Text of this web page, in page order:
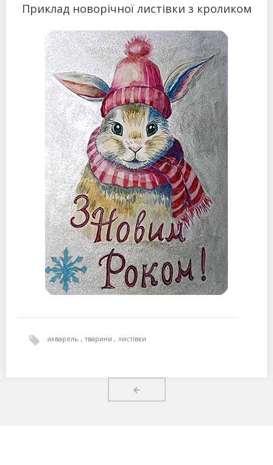
Приклад новорічної листівки з кроликом
акварель тварини листівки